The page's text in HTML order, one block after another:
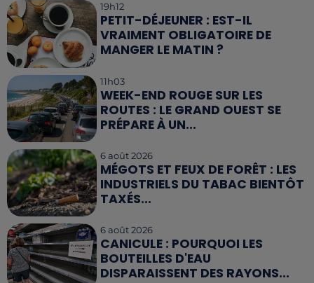
19h12
PETIT-DÉJEUNER : EST-IL
VRAIMENT OBLIGATOIRE DE
MANGER LE MATIN ?
11h03
WEEK-END ROUGE SUR LES
ROUTES : LE GRAND OUEST SE
PRÉPARE À UN...
6 août 2026
MÉGOTS ET FEUX DE FORÊT : LES
INDUSTRIELS DU TABAC BIENTÔT
TAXÉS...
6 août 2026
CANICULE : POURQUOI LES
BOUTEILLES D'EAU
DISPARAISSENT DES RAYONS...